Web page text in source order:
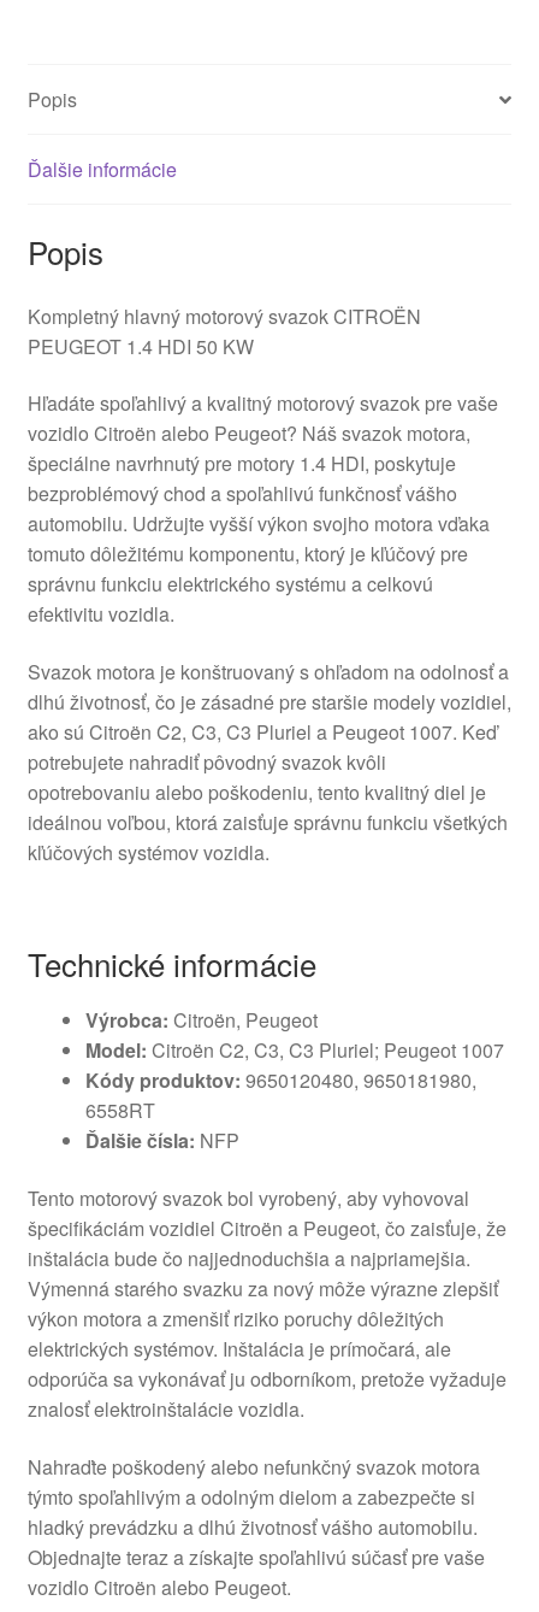
Popis
Ďalšie informácie
Popis
Kompletný hlavný motorový svazok CITROËN
PEUGEOT 1.4 HDI 50 KW
Hľadáte spoľahlivý a kvalitný motorový svazok pre vaše
vozidlo Citroën alebo Peugeot? Náš svazok motora,
špeciálne navrhnutý pre motory 1.4 HDI, poskytuje
bezproblémový chod a spoľahlivú funkčnosť vášho
automobilu. Udržujte vyšší výkon svojho motora vďaka
tomuto dôležitému komponentu, ktorý je kľúčový pre
správnu funkciu elektrického systému a celkovú
efektivitu vozidla.
Svazok motora je konštruovaný s ohľadom na odolnosť a
dlhú životnosť, čo je zásadné pre staršie modely vozidiel,
ako sú Citroën C2, C3, C3 Pluriel a Peugeot 1007. Keď
potrebujete nahradiť pôvodný svazok kvôli
opotrebovaniu alebo poškodeniu, tento kvalitný diel je
ideálnou voľbou, ktorá zaisťuje správnu funkciu všetkých
kľúčových systémov vozidla.
Technické informácie
Výrobca: Citroën, Peugeot
Model: Citroën C2, C3, C3 Pluriel; Peugeot 1007
Kódy produktov: 9650120480, 9650181980,
6558RT
Ďalšie čísla: NFP
Tento motorový svazok bol vyrobený, aby vyhovoval
špecifikáciám vozidiel Citroën a Peugeot, čo zaisťuje, že
inštalácia bude čo najjednoduchšia a najpriamejšia.
Výmenná starého svazku za nový môže výrazne zlepšiť
výkon motora a zmenšiť riziko poruchy dôležitých
elektrických systémov. Inštalácia je prímočará, ale
odporúča sa vykonávať ju odborníkom, pretože vyžaduje
znalosť elektroinštalácie vozidla.
Nahraďte poškodený alebo nefunkčný svazok motora
týmto spoľahlivým a odolným dielom a zabezpečte si
hladký prevádzku a dlhú životnosť vášho automobilu.
Objednajte teraz a získajte spoľahlivú súčasť pre vaše
vozidlo Citroën alebo Peugeot.